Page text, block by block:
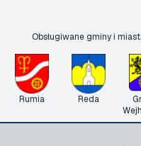
Obsługiwane gminy i
Rumia Reda